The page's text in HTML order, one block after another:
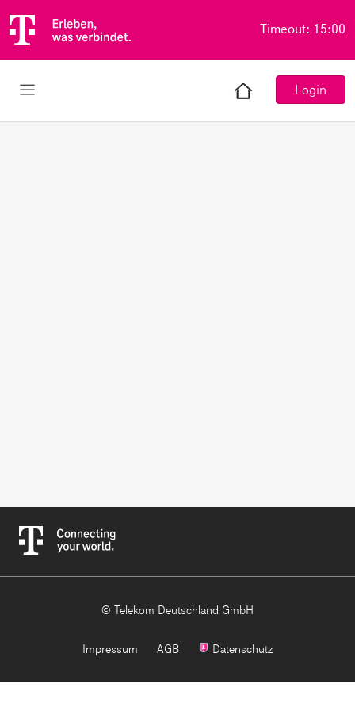
Timeout: 15:00
Hauptmenü Login
© Telekom Deutschland GmbH
Impressum AGB Datenschutz